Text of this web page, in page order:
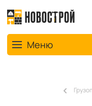
Toggle navigation
Меню